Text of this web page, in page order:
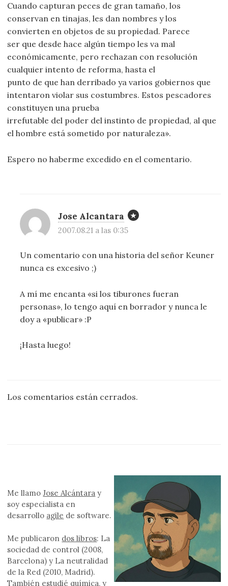
Cuando capturan peces de gran tamaño, los
conservan en tinajas, les dan nombres y los
convierten en objetos de su propiedad. Parece
ser que desde hace algún tiempo les va mal
económicamente, pero rechazan con resolución
cualquier intento de reforma, hasta el
punto de que han derribado ya varios gobiernos que
intentaron violar sus costumbres. Estos pescadores
constituyen una prueba
irrefutable del poder del instinto de propiedad, al que
el hombre está sometido por naturaleza».
Espero no haberme excedido en el comentario.
Jose Alcantara
2007.08.21 a las 0:35
Un comentario con una historia del señor Keuner
nunca es excesivo ;)
A mí me encanta «si los tiburones fueran
personas», lo tengo aquí en borrador y nunca le
doy a «publicar» :P
¡Hasta luego!
Los comentarios están cerrados.
Me llamoJose Alcántara y
soy especialista en
desarrollo agile de software.
Me publicaron dos libros: La
sociedad de control (2008,
Barcelona) y La neutralidad
de la Red (2010, Madrid).
También estudié química, y